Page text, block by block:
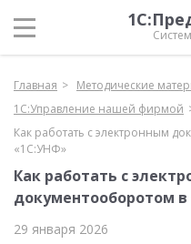
Главная
Методические
1С:Управление нашей фирмой
Как работать с электронным
«1С:УНФ»
Как работать с
документооборотом
29 января 2026